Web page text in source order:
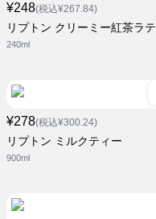
¥248(税込¥267.84)
リプトン クリーミー紅茶ラテ
240ml
¥278(税込¥300.24)
リプトン ミルクティー
900ml